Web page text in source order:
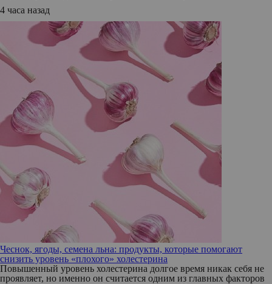
4 часа назад
Чеснок, ягоды, семена льна: продукты, которые помогают
снизить уровень «плохого» холестерина
Повышенный уровень холестерина долгое время никак себя не
проявляет, но именно он считается одним из главных факторов